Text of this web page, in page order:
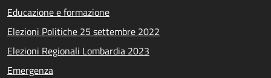
Educazione e formazione
Elezioni Politiche 25 settembre 2022
Elezioni Regionali Lombardia 2023
Emergenza